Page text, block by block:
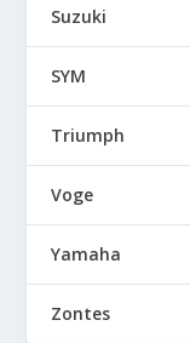
Suzuki
SYM
Triumph
Voge
Yamaha
Zontes